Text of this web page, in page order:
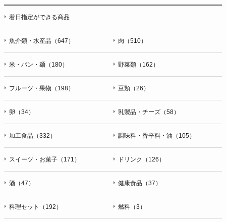
停止・消去および第三者への提供の停止（「開示等」といいま
す。）に応じます。開示等のお問合せは下記の連絡先までお願
い致します。
個人情報の提供は任意と致しますが、当社が依頼する情報の提
応等に支障をきたす可能性がございますのでご了承下さい。
h）弊社は、弊社のウェブサイトへのアクセス状況について、
す。これらには、お客様のお名前、ご住所、電話番号、電子メ
個人情報に関する問合わせ窓口
個人情報保護管理者：オペレーション部シニアマネージャー
〒106-0044 東京都港区東麻布一丁目２７番１号 東麻布食文化
ビル４階
着日指定ができる商品
魚介類・水産品（647） 肉（510）
米・パン・麺（180） 野菜類（162）
フルーツ・果物（198） 豆類（26）
卵（34） 乳製品・チーズ（58）
加工食品（332） 調味料・香辛料・油（105）
スイーツ・お菓子（171） ドリンク（126）
酒（47） 健康食品（37）
料理セット（192） 燃料（3）